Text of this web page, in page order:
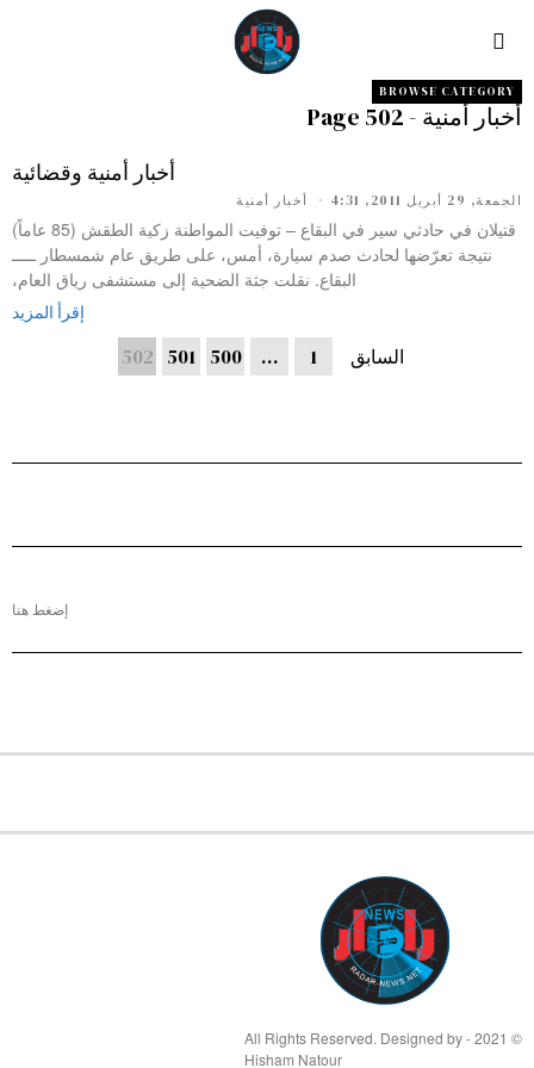
BROWSE CATEGORY
أخبار أمنية - Page 502
أخبار أمنية وقضائية
الجمعة, 29 أبريل 2011, 4:31 أخبار أمنية
قتيلان في حادثي سير في البقاع – توفيت المواطنة زكية الطقش (85 عاماً)
نتيجة تعرّضها لحادث صدم سيارة، أمس، على طريق عام شمسطار ـــــ
البقاع. نقلت جثة الضحية إلى مستشفى رياق العام،
إقرأ المزيد
السابق 1
…
500
501
502
إضغط هنا
© 2021 - All Rights Reserved. Designed by
Hisham Natour